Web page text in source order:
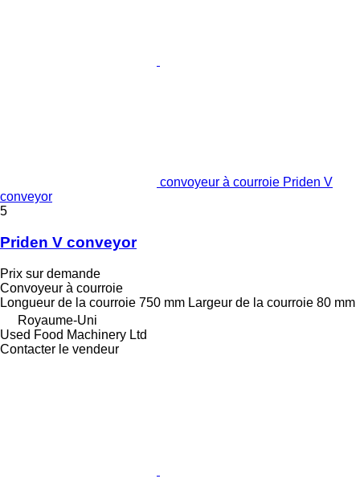
convoyeur à courroie Priden V
conveyor
5
Priden V conveyor
Prix sur demande
Convoyeur à courroie
Longueur de la courroie 750 mm Largeur de la courroie 80 mm
Royaume-Uni
Used Food Machinery Ltd
Contacter le vendeur